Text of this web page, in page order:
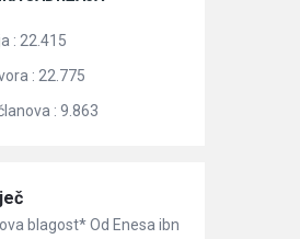
: 22.415
: 22.775
: 9.863
blagost* Od Enesa ibn